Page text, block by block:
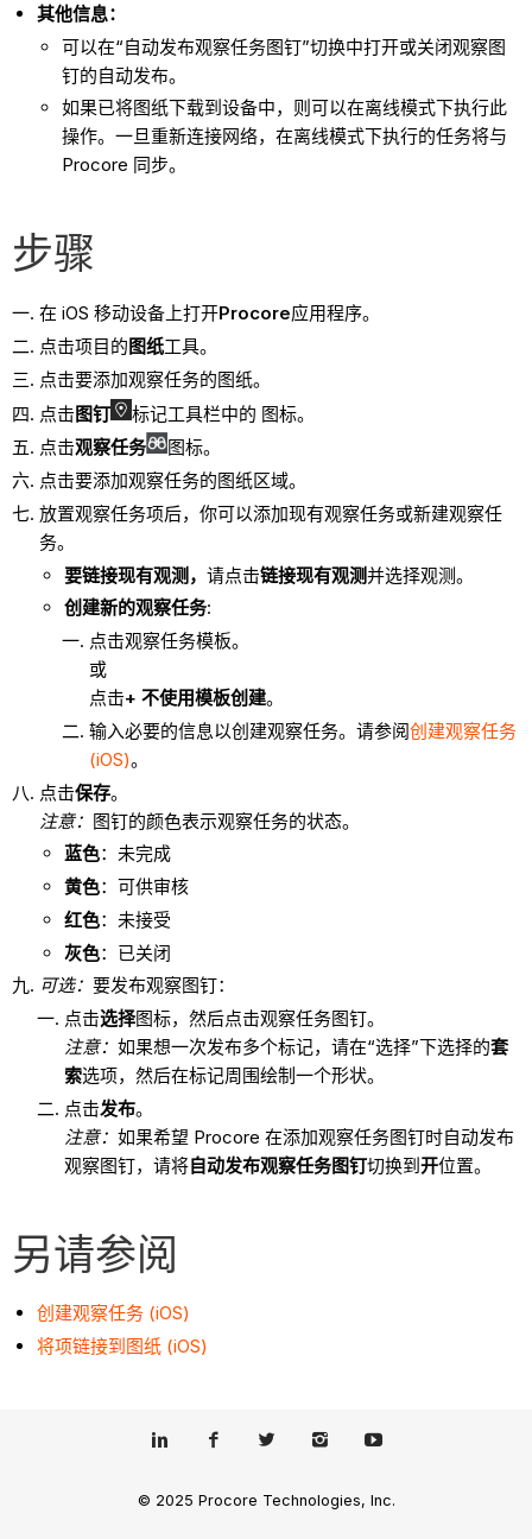
其他信息：
可以在“自动发布观察任务图钉”切换中打开或关闭观察图
钉的自动发布。
如果已将图纸下载到设备中，则可以在离线模式下执行此
操作。一旦重新连接网络，在离线模式下执行的任务将与
Procore 同步。
步骤
在 iOS 移动设备上打开Procore应用程序。
点击项目的 图纸工具。
点击要添加观察任务的图纸。
点击图钉
标记工具栏中的 图标。
点击观察任务
图标。
点击要添加观察任务的图纸区域。
放置观察任务项后，你可以添加现有观察任务或新建观察任
务。
要链接现有观测， 请点击链接现有观测并选择观测。
创建新的观察任务:
点击观察任务模板。
或
点击+ 不使用模板创建。
输入必要的信息以创建观察任务。请参阅创建观察任务
(iOS)。
点击保存。
注意： 图钉的颜色表示观察任务的状态。
蓝色：未完成
黄色：可供审核
红色：未接受
灰色：已关闭
可选： 要发布观察图钉：
点击选择图标，然后点击观察任务图钉。
注意： 如果想一次发布多个标记，请在“选择”下选择的套
索选项，然后在标记周围绘制一个形状。
点击发布。
注意： 如果希望 Procore 在添加观察任务图钉时自动发布
观察图钉，请将自动发布观察任务图钉切换到开位置。
另请参阅
创建观察任务 (iOS)
将项链接到图纸 (iOS)
© 2025 Procore Technologies, Inc.